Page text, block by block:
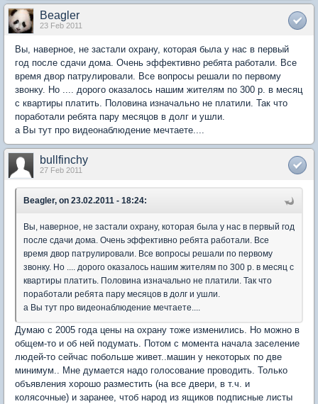
Beagler
23 Feb 2011
Вы, наверное, не застали охрану, которая была у нас в первый
год после сдачи дома. Очень эффективно ребята работали. Все
время двор патрулировали. Все вопросы решали по первому
звонку. Но .... дорого оказалось нашим жителям по 300 р. в месяц
с квартиры платить. Половина изначально не платили. Так что
поработали ребята пару месяцов в долг и ушли.
а Вы тут про видеонаблюдение мечтаете....
bullfinchy
27 Feb 2011
Beagler, on 23.02.2011 - 18:24:
Вы, наверное, не застали охрану, которая была у нас в первый год
после сдачи дома. Очень эффективно ребята работали. Все
время двор патрулировали. Все вопросы решали по первому
звонку. Но .... дорого оказалось нашим жителям по 300 р. в месяц с
квартиры платить. Половина изначально не платили. Так что
поработали ребята пару месяцов в долг и ушли.
а Вы тут про видеонаблюдение мечтаете....
Думаю с 2005 года цены на охрану тоже изменились. Но можно в
общем-то и об ней подумать. Потом с момента начала заселение
людей-то сейчас побольше живет..машин у некоторых по две
минимум.. Мне думается надо голосование проводить. Только
объявления хорошо разместить (на все двери, в т.ч. и
колясочные) и заранее, чтоб народ из ящиков подписные листы